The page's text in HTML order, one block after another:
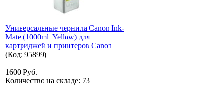
Универсальные чернила Canon Ink-
Mate (1000ml. Yellow) для
картриджей и принтеров Canon
(Код: 95899)
1600 Руб.
Количество на складе: 73